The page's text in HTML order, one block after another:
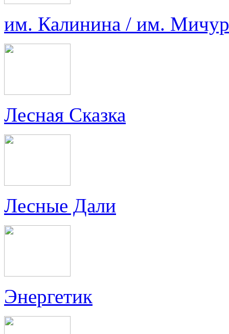
им. Калинина / им.
Лесная Сказка
Лесные Дали
Энергетик